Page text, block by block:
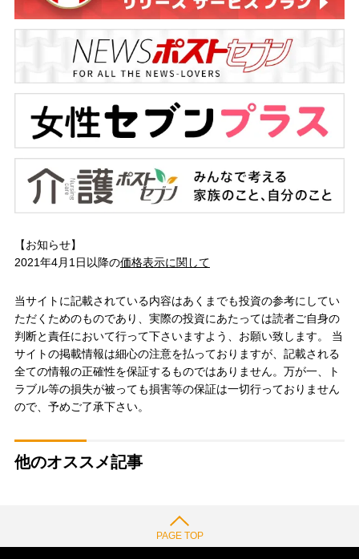
【お知らせ】
2021年4月1日以降の価格表示に関して
当サイトに記載されている内容はあくまでも投資の参考にしてい
ただくためのものであり、実際の投資にあたっては読者ご自身の
判断と責任において行って下さいますよう、お願い致します。 当
サイトの掲載情報は細心の注意を払っておりますが、記載される
全ての情報の正確性を保証するものではありません。万が一、ト
ラブル等の損失が被っても損害等の保証は一切行っておりません
ので、予めご了承下さい。
他のオススメ記事
PAGE TOP